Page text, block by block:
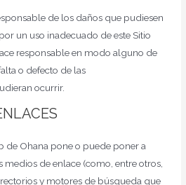
de los daños que pudiesen
un uso inadecuado de este Sitio
responsable en modo alguno de
o defecto de las
ocurrir.
de Ohana pone o puede poner a
medios de enlace (como, entre otros,
y motores de búsqueda que